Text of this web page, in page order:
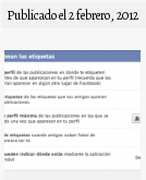
Publicado el2 febrero, 2012